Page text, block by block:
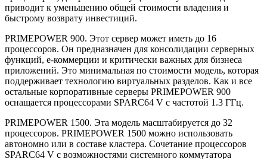
приводит к уменьшению общей стоимости владения и
быстрому возврату инвестиций.
PRIMEPOWER 900. Этот сервер может иметь до 16
процессоров. Он предназначен для консолидации серверных
функций, е-коммерции и критически важных для бизнеса
приложений. Это минимальная по стоимости модель, которая
поддерживает технологию виртуальных разделов. Как и все
остальные корпоративные серверы PRIMEPOWER 900
оснащается процессорами SPARC64 V с частотой 1.3 ГГц.
PRIMEPOWER 1500. Эта модель масштабируется до 32
процессоров. PRIMEPOWER 1500 можно использовать
автономно или в составе кластера. Сочетание процессоров
SPARC64 V с возможностями системного коммутатора